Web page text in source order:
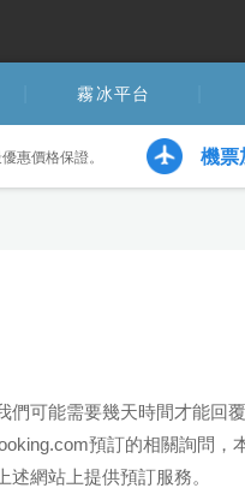
霧冰平台
惠價格保證。 機票
們可能需要幾天時間才能回
預訂的相關詢問，
述網站上提供預訂服務。